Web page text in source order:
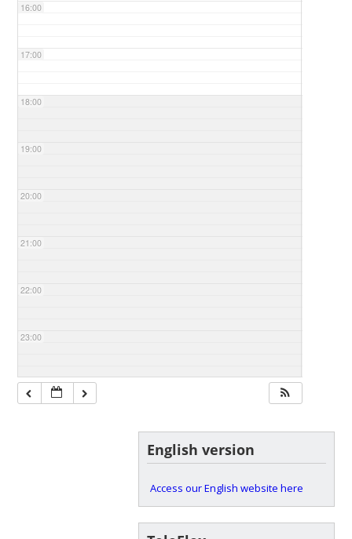
16:00
17:00
18:00
19:00
20:00
21:00
22:00
23:00
English version
Access our English website here